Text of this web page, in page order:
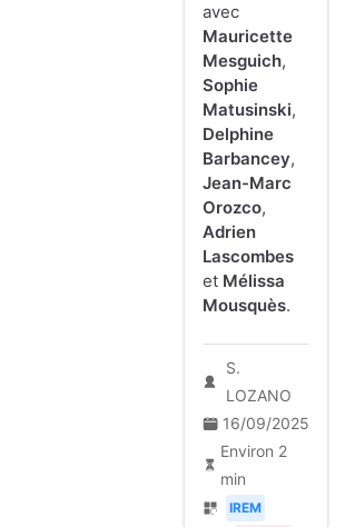
avec
Mauricette
Mesguich,
Sophie
Matusinski,
Delphine
Barbancey,
Jean-Marc
Orozco,
Adrien
Lascombes
et Mélissa
Mousquès.
S.
LOZANO
16/09/2025
Environ 2
min
IREM